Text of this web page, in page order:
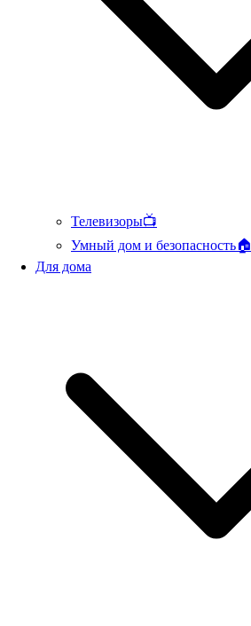
Телевизоры📺
Умный дом и безопасность🏠
Для дома